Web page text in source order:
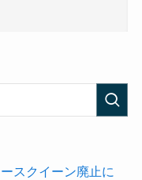
スクイーン廃止に